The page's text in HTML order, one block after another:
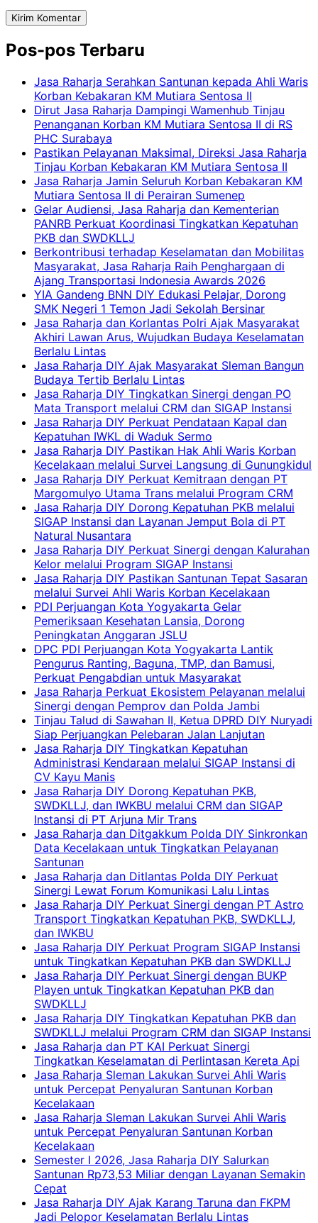
Pos-pos Terbaru
Jasa Raharja Serahkan Santunan kepada Ahli Waris
Korban Kebakaran KM Mutiara Sentosa II
Dirut Jasa Raharja Dampingi Wamenhub Tinjau
Penanganan Korban KM Mutiara Sentosa II di RS
PHC Surabaya
Pastikan Pelayanan Maksimal, Direksi Jasa Raharja
Tinjau Korban Kebakaran KM Mutiara Sentosa II
Jasa Raharja Jamin Seluruh Korban Kebakaran KM
Mutiara Sentosa II di Perairan Sumenep
Gelar Audiensi, Jasa Raharja dan Kementerian
PANRB Perkuat Koordinasi Tingkatkan Kepatuhan
PKB dan SWDKLLJ
Berkontribusi terhadap Keselamatan dan Mobilitas
Masyarakat, Jasa Raharja Raih Penghargaan di
Ajang Transportasi Indonesia Awards 2026
YIA Gandeng BNN DIY Edukasi Pelajar, Dorong
SMK Negeri 1 Temon Jadi Sekolah Bersinar
Jasa Raharja dan Korlantas Polri Ajak Masyarakat
Akhiri Lawan Arus, Wujudkan Budaya Keselamatan
Berlalu Lintas
Jasa Raharja DIY Ajak Masyarakat Sleman Bangun
Budaya Tertib Berlalu Lintas
Jasa Raharja DIY Tingkatkan Sinergi dengan PO
Mata Transport melalui CRM dan SIGAP Instansi
Jasa Raharja DIY Perkuat Pendataan Kapal dan
Kepatuhan IWKL di Waduk Sermo
Jasa Raharja DIY Pastikan Hak Ahli Waris Korban
Kecelakaan melalui Survei Langsung di Gunungkidul
Jasa Raharja DIY Perkuat Kemitraan dengan PT
Margomulyo Utama Trans melalui Program CRM
Jasa Raharja DIY Dorong Kepatuhan PKB melalui
SIGAP Instansi dan Layanan Jemput Bola di PT
Natural Nusantara
Jasa Raharja DIY Perkuat Sinergi dengan Kalurahan
Kelor melalui Program SIGAP Instansi
Jasa Raharja DIY Pastikan Santunan Tepat Sasaran
melalui Survei Ahli Waris Korban Kecelakaan
PDI Perjuangan Kota Yogyakarta Gelar
Pemeriksaan Kesehatan Lansia, Dorong
Peningkatan Anggaran JSLU
DPC PDI Perjuangan Kota Yogyakarta Lantik
Pengurus Ranting, Baguna, TMP, dan Bamusi,
Perkuat Pengabdian untuk Masyarakat
Jasa Raharja Perkuat Ekosistem Pelayanan melalui
Sinergi dengan Pemprov dan Polda Jambi
Tinjau Talud di Sawahan II, Ketua DPRD DIY Nuryadi
Siap Perjuangkan Pelebaran Jalan Lanjutan
Jasa Raharja DIY Tingkatkan Kepatuhan
Administrasi Kendaraan melalui SIGAP Instansi di
CV Kayu Manis
Jasa Raharja DIY Dorong Kepatuhan PKB,
SWDKLLJ, dan IWKBU melalui CRM dan SIGAP
Instansi di PT Arjuna Mir Trans
Jasa Raharja dan Ditgakkum Polda DIY Sinkronkan
Data Kecelakaan untuk Tingkatkan Pelayanan
Santunan
Jasa Raharja dan Ditlantas Polda DIY Perkuat
Sinergi Lewat Forum Komunikasi Lalu Lintas
Jasa Raharja DIY Perkuat Sinergi dengan PT Astro
Transport Tingkatkan Kepatuhan PKB, SWDKLLJ,
dan IWKBU
Jasa Raharja DIY Perkuat Program SIGAP Instansi
untuk Tingkatkan Kepatuhan PKB dan SWDKLLJ
Jasa Raharja DIY Perkuat Sinergi dengan BUKP
Playen untuk Tingkatkan Kepatuhan PKB dan
SWDKLLJ
Jasa Raharja DIY Tingkatkan Kepatuhan PKB dan
SWDKLLJ melalui Program CRM dan SIGAP Instansi
Jasa Raharja dan PT KAI Perkuat Sinergi
Tingkatkan Keselamatan di Perlintasan Kereta Api
Jasa Raharja Sleman Lakukan Survei Ahli Waris
untuk Percepat Penyaluran Santunan Korban
Kecelakaan
Jasa Raharja Sleman Lakukan Survei Ahli Waris
untuk Percepat Penyaluran Santunan Korban
Kecelakaan
Semester I 2026, Jasa Raharja DIY Salurkan
Santunan Rp73,53 Miliar dengan Layanan Semakin
Cepat
Jasa Raharja DIY Ajak Karang Taruna dan FKPM
Jadi Pelopor Keselamatan Berlalu Lintas